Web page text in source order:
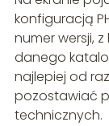
konfiguracją
numer wersji,
danego
najlepiej od
pozostawiać
technicznych.